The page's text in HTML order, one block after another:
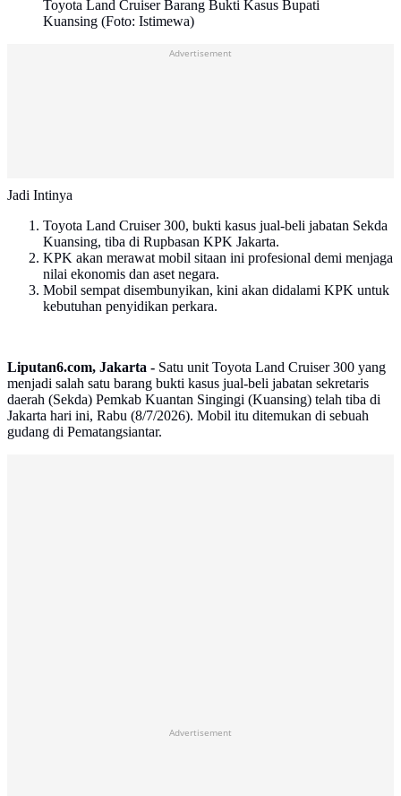
Toyota Land Cruiser Barang Bukti Kasus Bupati
Kuansing (Foto: Istimewa)
Advertisement
Jadi Intinya
Toyota Land Cruiser 300, bukti kasus jual-beli jabatan Sekda
Kuansing, tiba di Rupbasan KPK Jakarta.
KPK akan merawat mobil sitaan ini profesional demi menjaga
nilai ekonomis dan aset negara.
Mobil sempat disembunyikan, kini akan didalami KPK untuk
kebutuhan penyidikan perkara.
Liputan6.com, Jakarta - Satu unit Toyota Land Cruiser 300 yang
menjadi salah satu barang bukti kasus jual-beli jabatan sekretaris
daerah (Sekda) Pemkab Kuantan Singingi (Kuansing) telah tiba di
Jakarta hari ini, Rabu (8/7/2026). Mobil itu ditemukan di sebuah
gudang di Pematangsiantar.
Advertisement